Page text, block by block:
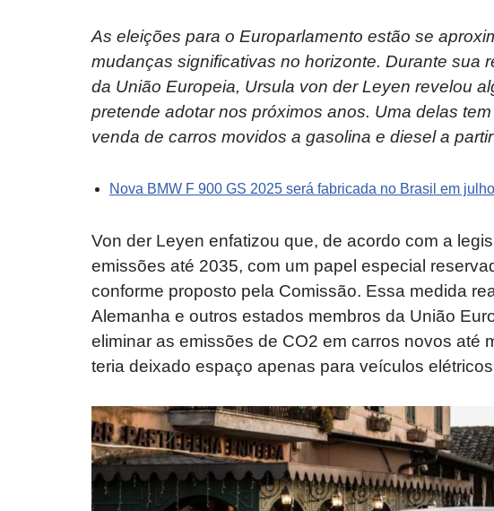
As eleições para o Europarlamento estão se
mudanças significativas no horizonte. Durante sua
da União Europeia, Ursula von der Leyen revelou
pretende adotar nos próximos anos. Uma delas
venda de carros movidos a gasolina e diesel a
Nova BMW F 900 GS 2025 será fabricada no Brasil em julho
Von der Leyen enfatizou que, de acordo com a
emissões até 2035, com um papel especial
conforme proposto pela Comissão. Essa medida
Alemanha e outros estados membros da União
eliminar as emissões de CO2 em carros novos até
teria deixado espaço apenas para veículos